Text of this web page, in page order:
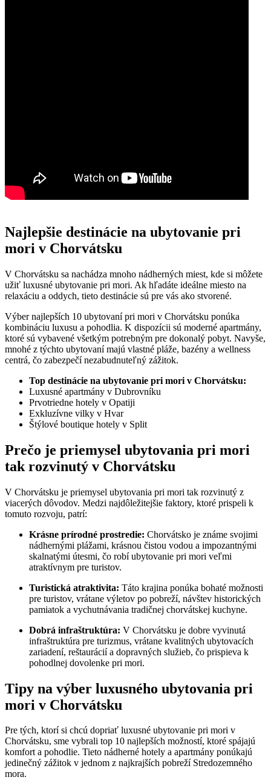
Najlepšie destinácie na ubytovanie pri
mori v Chorvátsku
V Chorvátsku sa nachádza mnoho nádherných miest, kde si môžete
užiť luxusné ubytovanie pri mori. Ak hľadáte ideálne miesto na
relaxáciu a oddych, tieto destinácie sú pre vás ako stvorené.
Výber najlepších 10 ubytovaní pri mori v Chorvátsku ponúka
kombináciu luxusu a pohodlia. K dispozícii sú moderné apartmány,
ktoré sú vybavené všetkým potrebným pre dokonalý pobyt. Navyše,
mnohé z týchto ubytovaní majú vlastné pláže, bazény a wellness
centrá, čo zabezpečí nezabudnuteľný zážitok.
Top destinácie na ubytovanie pri mori v Chorvátsku:
Luxusné apartmány v Dubrovníku
Prvotriedne hotely v Opatiji
Exkluzívne vilky v Hvar
Štýlové boutique hotely v Split
Prečo je priemysel ubytovania pri mori
tak rozvinutý v Chorvátsku
V Chorvátsku je priemysel ubytovania pri mori tak rozvinutý z
viacerých dôvodov. Medzi najdôležitejšie faktory, ktoré prispeli k
tomuto rozvoju, patrí:
Krásne prírodné prostredie: Chorvátsko je známe svojimi
nádhernými plážami, krásnou čistou vodou a impozantnými
skalnatými útesmi, čo robí ubytovanie pri mori veľmi
atraktívnym pre turistov.
Turistická atraktivita: Táto krajina ponúka bohaté možnosti
pre turistov, vrátane výletov po pobreží, návštev historických
pamiatok a vychutnávania tradičnej chorvátskej kuchyne.
Dobrá infraštruktúra: V Chorvátsku je dobre vyvinutá
infraštruktúra pre turizmus, vrátane kvalitných ubytovacích
zariadení, reštaurácií a dopravných služieb, čo prispieva k
pohodlnej dovolenke pri mori.
Tipy na výber luxusného ubytovania pri
mori v Chorvátsku
Pre tých, ktorí si chcú dopriať luxusné ubytovanie pri mori v
Chorvátsku, sme vybrali top 10 najlepších možností, ktoré spájajú
komfort a pohodlie. Tieto nádherné hotely a apartmány ponúkajú
jedinečný zážitok v jednom z najkrajších pobreží Stredozemného
mora.